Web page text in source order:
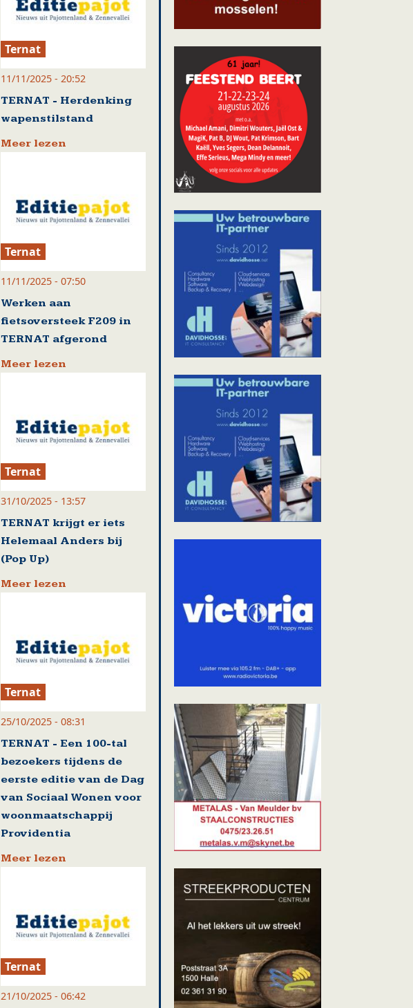
Ternat
11/11/2025 - 20:52
TERNAT - Herdenking
wapenstilstand
Meer lezen
Ternat
11/11/2025 - 07:50
Werken aan
fietsoversteek F209 in
TERNAT afgerond
Meer lezen
Ternat
31/10/2025 - 13:57
TERNAT krijgt er iets
Helemaal Anders bij
(Pop Up)
Meer lezen
Ternat
25/10/2025 - 08:31
TERNAT - Een 100-tal
bezoekers tijdens de
eerste editie van de Dag
van Sociaal Wonen voor
woonmaatschappij
Providentia
Meer lezen
Ternat
21/10/2025 - 06:42